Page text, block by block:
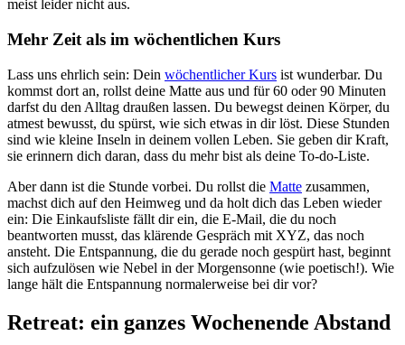
meist leider nicht aus.
Mehr Zeit als im wöchentlichen Kurs
Lass uns ehrlich sein: Dein wöchentlicher Kurs ist wunderbar. Du
kommst dort an, rollst deine Matte aus und für 60 oder 90 Minuten
darfst du den Alltag draußen lassen. Du bewegst deinen Körper, du
atmest bewusst, du spürst, wie sich etwas in dir löst. Diese Stunden
sind wie kleine Inseln in deinem vollen Leben. Sie geben dir Kraft,
sie erinnern dich daran, dass du mehr bist als deine To-do-Liste.
Aber dann ist die Stunde vorbei. Du rollst die Matte zusammen,
machst dich auf den Heimweg und da holt dich das Leben wieder
ein: Die Einkaufsliste fällt dir ein, die E-Mail, die du noch
beantworten musst, das klärende Gespräch mit XYZ, das noch
ansteht. Die Entspannung, die du gerade noch gespürt hast, beginnt
sich aufzulösen wie Nebel in der Morgensonne (wie poetisch!). Wie
lange hält die Entspannung normalerweise bei dir vor?
Retreat: ein ganzes Wochenende Abstand